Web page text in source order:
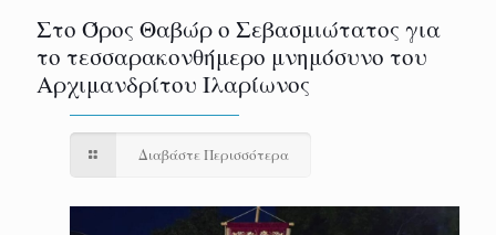
Στο Όρος Θαβώρ ο Σεβασμιώτατος για
το τεσσαρακονθήμερο μνημόσυνο του
Αρχιμανδρίτου Ιλαρίωνος
Διαβάστε Περισσότερα